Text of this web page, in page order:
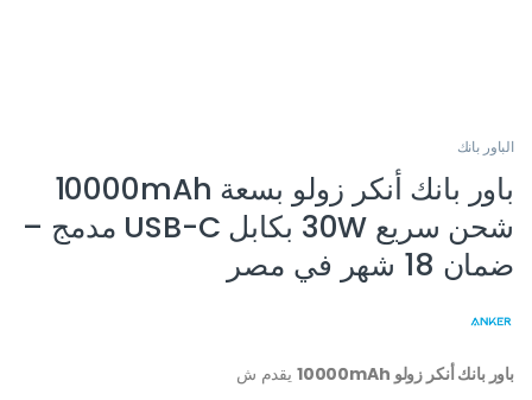
الباور بانك
باور بانك أنكر زولو بسعة 10000mAh
شحن سريع 30W بكابل USB-C مدمج –
ضمان 18 شهر في مصر
باور بانك أنكر زولو 10000mAh يقدم ش